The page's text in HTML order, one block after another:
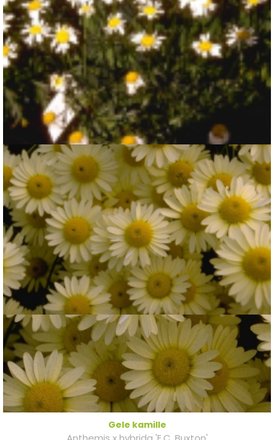
Gele kamille
Anthemis x hybrida 'Sauce Hollandaise'
Gele kamille